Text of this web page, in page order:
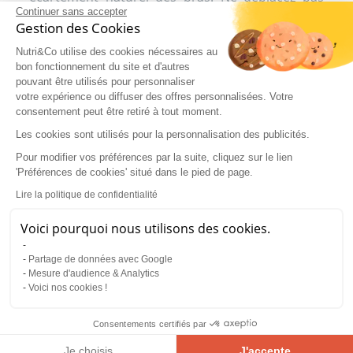
Continuer sans accepter
Gestion des Cookies
Nutri&Co utilise des cookies nécessaires au
bon fonctionnement du site et d'autres
pouvant être utilisés pour personnaliser
votre expérience ou diffuser des offres personnalisées. Votre
consentement peut être retiré à tout moment.
Les cookies sont utilisés pour la personnalisation des publicités.
Pour modifier vos préférences par la suite, cliquez sur le lien
'Préférences de cookies' situé dans le pied de page.
Lire la politique de confidentialité
Voici pourquoi nous utilisons des cookies.
Partage de données avec Google
Mesure d'audience & Analytics
Voici nos cookies !
Consentements certifiés par
vos coudes vers l'extérieur lorsque vous
descendez la barre.
L'extension haltères sur banc plat,
une variante performante de la
barre au front
Cet exercice peut également être effectué avec
des haltères de manière similaire au mouvement
que vous effectueriez avec une barre EZ. Dans ce
cas, il s'agit plutôt de descendre des haltères au
niveau des oreilles mais plus d'une barre au
commencez par sélectionner deux haltères assez
vous ne pouvez pas prendre d'haltères très
lourds pour effectuer cet exercice étant donné
que la gravité agit directement sur la charge
charge comme si vous preniez un poids plus
lourd. Cela explique aussi pourquoi cet exercice